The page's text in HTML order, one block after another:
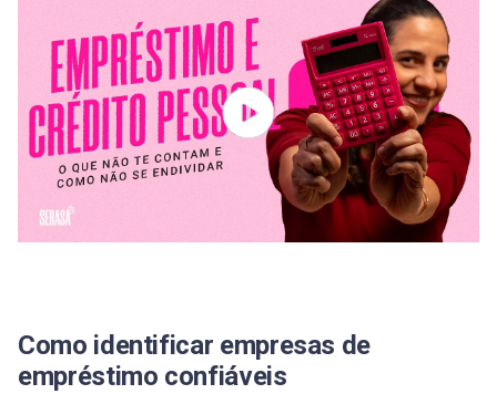
Promessa de aprovação garantida
Pressão para pagamento imediato
Contato exclusivo por WhatsApp
O que você precisa saber antes de solicitar um
empréstimo pessoal
Como o Serasa Crédito pode ajudar a escolher
empréstimos seguros?
Como identificar empresas de
empréstimo confiáveis